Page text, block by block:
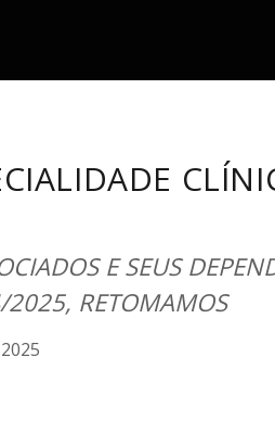
E SEUS
RETOMAMOS